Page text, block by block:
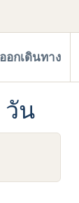
อกเดินทาง
วัน